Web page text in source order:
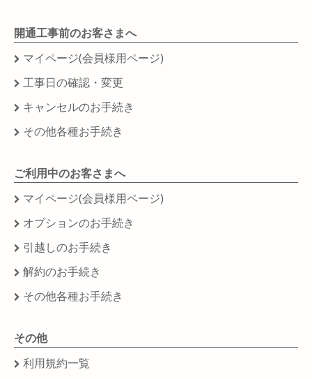
開通工事前のお客さまへ
マイページ(会員様用ページ)
工事日の確認・変更
キャンセルのお手続き
その他各種お手続き
ご利用中のお客さまへ
マイページ(会員様用ページ)
オプションのお手続き
引越しのお手続き
解約のお手続き
その他各種お手続き
その他
利用規約一覧